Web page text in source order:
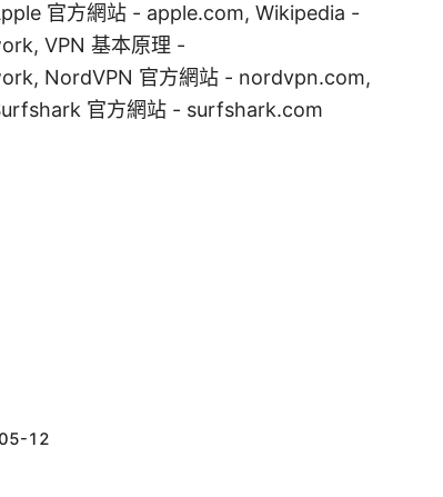
官方網站 - apple.com, Wikipedia -
VPN 基本原理 -
NordVPN 官方網站 - nordvpn.com,
官方網站 - surfshark.com
12